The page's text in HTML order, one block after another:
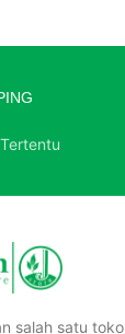
salah satu toko